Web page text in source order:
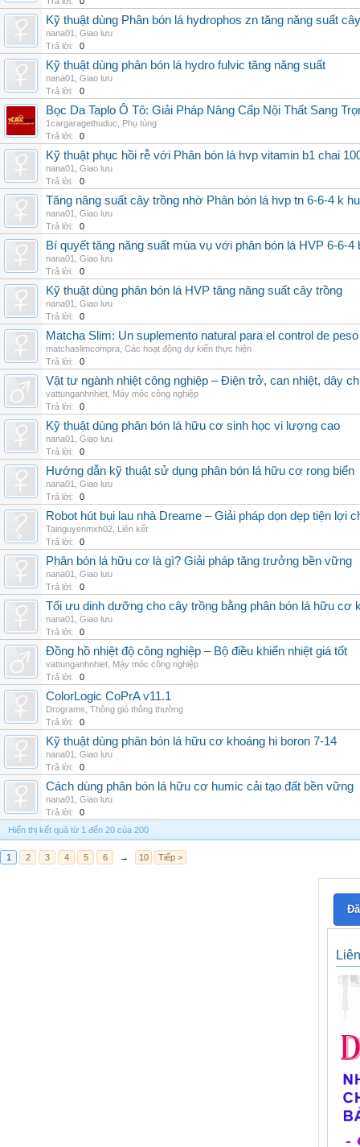
Kỹ thuật dùng Phân bón lá hydrophos zn tăng năng suất cây
nana01
Giao lưu
Trả lời:
0
Kỹ thuật dùng phân bón lá hydro fulvic tăng năng suất
nana01
Giao lưu
Trả lời:
0
Bọc Da Taplo Ô Tô: Giải Pháp Nâng Cấp Nội Thất Sang
1cargaragethuduc
Phụ tùng
Trả lời:
0
Kỹ thuật phục hồi rễ với Phân bón lá hvp vitamin b1 chai
nana01
Giao lưu
Trả lời:
0
Tăng năng suất cây trồng nhờ Phân bón lá hvp tn 6-6-4 k
nana01
Giao lưu
Trả lời:
0
Bí quyết tăng năng suất mùa vụ với phân bón lá HVP 6-6-4
nana01
Giao lưu
Trả lời:
0
Kỹ thuật dùng phân bón lá HVP tăng năng suất cây trồng
nana01
Giao lưu
Trả lời:
0
Matcha Slim: Un suplemento natural para el control de peso
matchaslimcompra Các hoạt động dự kiến thực hiện
Trả lời:
0
Vật tư ngành nhiệt công nghiệp – Điện trở, can nhiệt, dây
vattunganhnhiet Máy móc công nghiệp
Trả lời:
0
Kỹ thuật dùng phân bón lá hữu cơ sinh học vi lượng cao
nana01
Giao lưu
Trả lời:
0
Hướng dẫn kỹ thuật sử dụng phân bón lá hữu cơ rong biển
nana01
Giao lưu
Trả lời:
0
Robot hút bụi lau nhà Dreame – Giải pháp dọn dẹp tiện lợi
Tainguyenmxh02 Liên kết
Trả lời:
0
Phân bón lá hữu cơ là gì? Giải pháp tăng trưởng bền vững
nana01
Giao lưu
Trả lời:
0
Tối ưu dinh dưỡng cho cây trồng bằng phân bón lá hữu cơ
nana01
Giao lưu
Trả lời:
0
Đồng hồ nhiệt độ công nghiệp – Bộ điều khiển nhiệt giá tốt
vattunganhnhiet Máy móc công nghiệp
Trả lời:
0
ColorLogic CoPrA v11.1
Drograms Thông gió thông thường
Trả lời:
0
Kỹ thuật dùng phân bón lá hữu cơ khoáng hi boron 7-14
nana01
Giao lưu
Trả lời:
0
Cách dùng phân bón lá hữu cơ humic cải tạo đất bền vững
nana01
Giao lưu
Trả lời:
0
Hiển thị kết quả từ 1 đến 20 của 200
1 2 3 4 5 6 → 10 Tiếp >